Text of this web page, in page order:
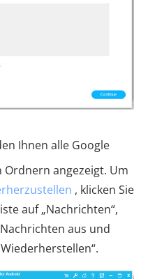
Ihnen alle Google
Ordnern angezeigt. Um
, klicken Sie
auf „Nachrichten“,
aus und